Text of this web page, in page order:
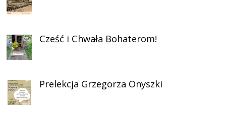
Cześć i Chwała Bohaterom!
Prelekcja Grzegorza Onyszki